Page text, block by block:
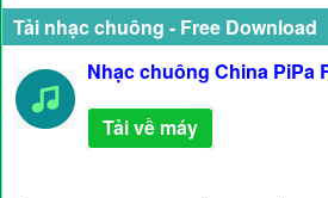
Tải nhạc chuông - Free Download
Nhạc chuông China PiPa
Tải về máy